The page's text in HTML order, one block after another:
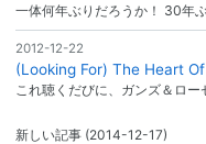
一体何年ぶりだろうか！ 30年
2012-12-22
(Looking For) The Heart
これ聴くだびに、ガンズ＆ロ
新しい記事 (2014-12-17)